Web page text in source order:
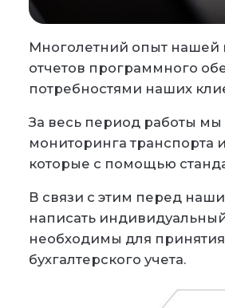
Многолетний опыт нашей
отчетов программного
потребностями наших
За весь период работы
мониторинга транспорта
которые с помощью
В связи с этим перед
написать
необходимы для
бухгалтерского учета.